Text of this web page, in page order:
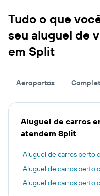
Tudo o que
seu aluguel de
em Split
Aeroportos
Aluguel de carros
atendem Split
Aluguel de carros perto
Aluguel de carros perto
Aluguel de carros perto